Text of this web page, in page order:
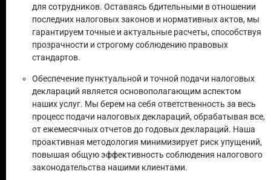
для сотрудников. Оставаясь бдительными в отношении
последних налоговых законов и нормативных актов, мы
гарантируем точные и актуальные расчеты, способствуя
прозрачности и строгому соблюдению правовых
стандартов.
Обеспечение пунктуальной и точной подачи налоговых
деклараций является основополагающим аспектом
наших услуг. Мы берем на себя ответственность за весь
процесс подачи налоговых деклараций, обрабатывая все,
от ежемесячных отчетов до годовых деклараций. Наша
проактивная методология минимизирует риск упущений,
повышая общую эффективность соблюдения налогового
законодательства нашими клиентами.